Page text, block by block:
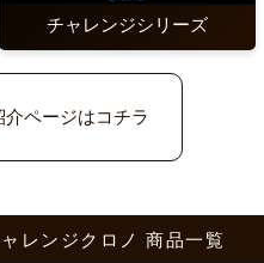
チャレンジシリーズ
ページはコチラ
レンジクロノ 商品一覧